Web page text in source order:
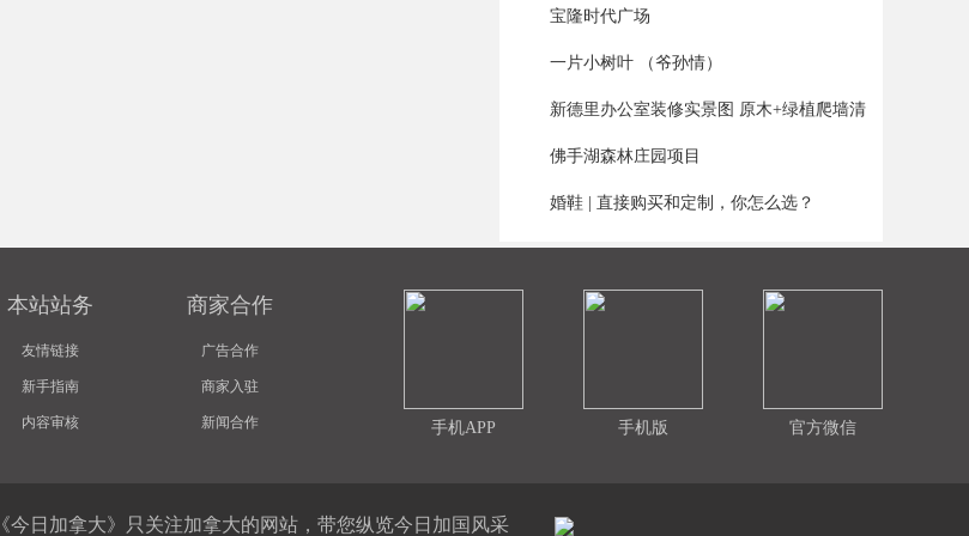
宝隆时代广场
一片小树叶 （爷孙情）
新德里办公室装修实景图 原木+绿植爬墙清
佛手湖森林庄园项目
婚鞋 | 直接购买和定制，你怎么选？
本站站务
友情链接
新手指南
内容审核
商家合作
广告合作
商家入驻
新闻合作 官方微信
手机版
手机APP
《今日加拿大》只关注加拿大的网站，带您纵览今日加国风采